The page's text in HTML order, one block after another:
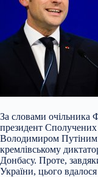
За словами очільника
президент Сполучених
Володимиром Путіним
кремлівському
Донбасу. Проте,
України, цього